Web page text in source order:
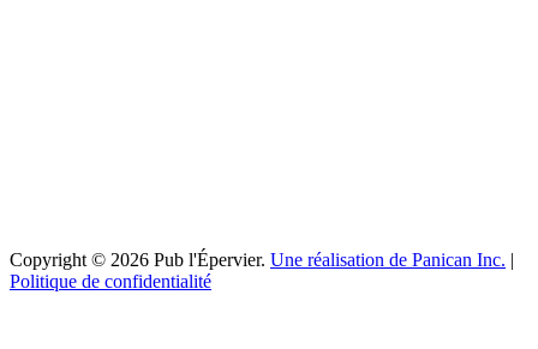
Copyright © 2026 Pub l'Épervier. Une réalisation de Panican Inc. |
Politique de confidentialité